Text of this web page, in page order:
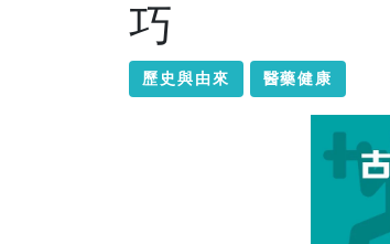
巧
歷史與由來 醫藥健康